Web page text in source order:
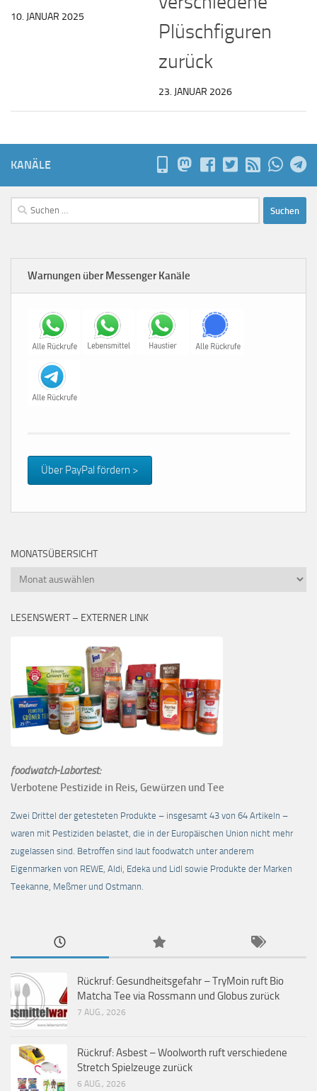
10. JANUAR 2025
Plüschfiguren
zurück
23. JANUAR 2026
KANÄLE
Suchen
nach:
Warnungen über Messenger Kanäle
Über PayPal fördern >
MONATSÜBERSICHT
Monatsübersicht
LESENSWERT – EXTERNER LINK
foodwatch-Labortest:
Verbotene Pestizide in Reis, Gewürzen und Tee
Zwei Drittel der getesteten Produkte – insgesamt 43 von 64 Artikeln –
waren mit Pestiziden belastet, die in der Europäischen Union nicht mehr
zugelassen sind. Betroffen sind laut foodwatch unter anderem
Eigenmarken von REWE, Aldi, Edeka und Lidl sowie Produkte der Marken
Teekanne, Meßmer und Ostmann.
Rückruf: Gesundheitsgefahr – TryMoin ruft Bio
Matcha Tee via Rossmann und Globus zurück
7 AUG., 2026
Rückruf: Asbest – Woolworth ruft verschiedene
Stretch Spielzeuge zurück
6 AUG., 2026